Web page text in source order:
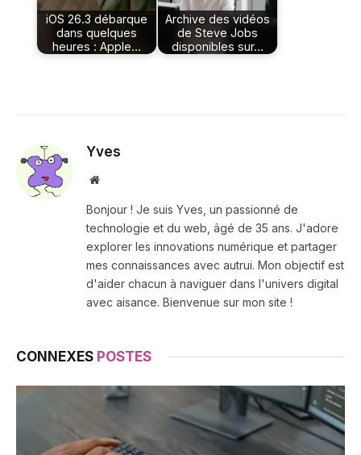
iOS 26.3 débarque
dans quelques
heures : Apple…
Archive des vidéos
de Steve Jobs
disponibles sur…
Yves
Site
Bonjour ! Je suis Yves, un passionné de
technologie et du web, âgé de 35 ans. J'adore
explorer les innovations numérique et partager
mes connaissances avec autrui. Mon objectif est
d'aider chacun à naviguer dans l'univers digital
avec aisance. Bienvenue sur mon site !
CONNEXES POSTES